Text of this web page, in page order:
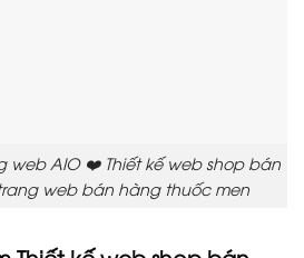
web AIO ❤️ Thiết kế web shop bán
web bán hàng thuốc men